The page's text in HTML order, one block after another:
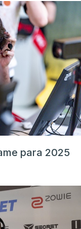
para 2025